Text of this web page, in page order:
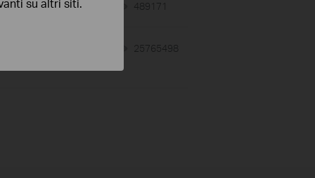
03-19-2013 489171
25765498